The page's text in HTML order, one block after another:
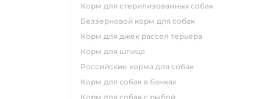
корм для стерилизованных собак
беззерновой корм для собак
корм для джек рассел терьера
корм для шпица
российские корма для собак
корм для собак в банках
корм для собак с рыбой